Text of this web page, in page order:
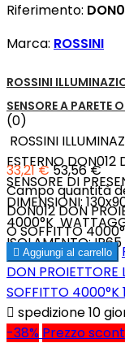
Riferimento:
Marca: ROSSINI
ROSSINI
SENSORE A
(0)
ROSSINI
ESTERNO
SENSORE DI
DIMENSIONI:
4000°K
ISOLAMENTO: IP65
33,21 € 53,56 €
Campo quantità
DON012 DON
O SOFFITTO
 Aggiungi al carrello
DON PROIETTORE
SOFFITTO 4000°K
 spedizione 10
-38% Prezzo